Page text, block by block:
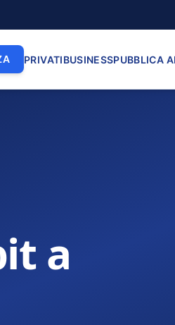
PRIVATIBUSINESSPUBBLICA
a